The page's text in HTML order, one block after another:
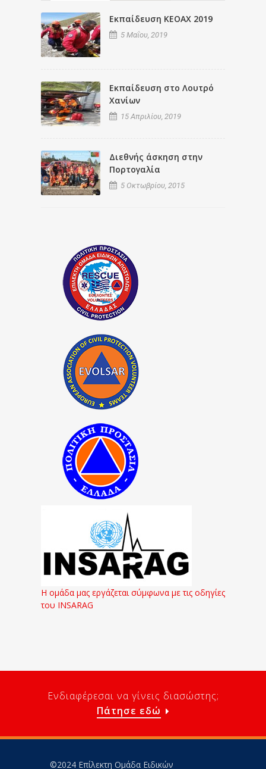
Εκπαίδευση ΚΕΟΑΧ 2019
5 Μαΐου, 2019
Εκπαίδευση στο Λουτρό
Χανίων
15 Απριλίου, 2019
Διεθνής άσκηση στην
Πορτογαλία
5 Οκτωβρίου, 2015
Η ομάδα μας εργάζεται σύμφωνα με τις οδηγίες
του INSARAG
Ενδιαφέρεσαι να γίνεις διασώστης;
Πάτησε εδώ
©2024 Επίλεκτη Ομάδα Ειδικών